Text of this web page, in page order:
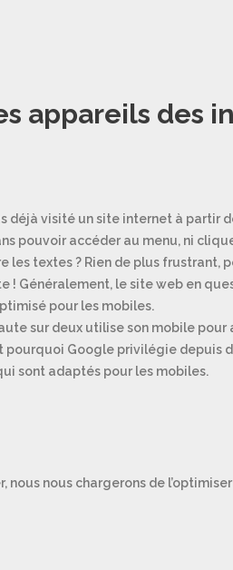
appareils des
déjà visité un site internet à partir
pouvoir accéder au menu, ni
les textes ? Rien de plus frustrant,
! Généralement, le site web en
pour les mobiles.
sur deux utilise son mobile pour
pourquoi Google privilégie depuis
sont adaptés pour les mobiles.
nous chargerons de